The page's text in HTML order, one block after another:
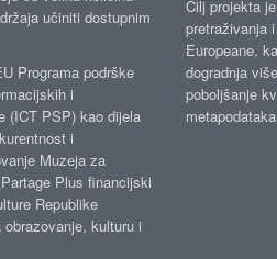
učiniti dostupnim
Programa podrške
i
(ICT PSP) kao dijela
i
Muzeja za
Plus financijski
Republike
kulturu i
Cilj projekta
pretraživanja
Europeane,
dogradnja
poboljšanje